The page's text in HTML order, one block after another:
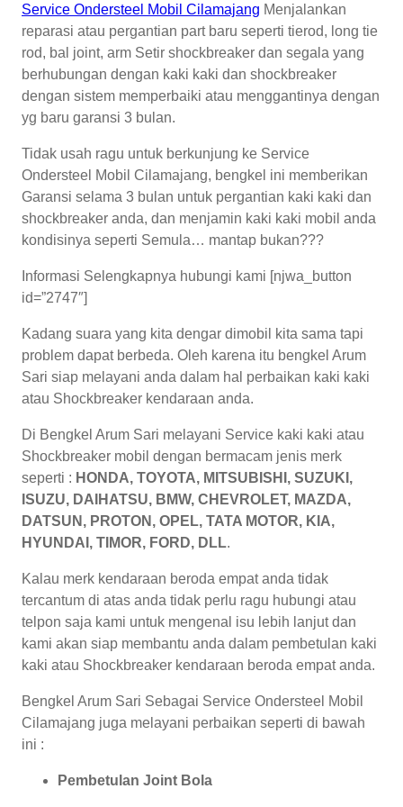
Service Ondersteel Mobil Cilamajang Menjalankan
reparasi atau pergantian part baru seperti tierod, long tie
rod, bal joint, arm Setir shockbreaker dan segala yang
berhubungan dengan kaki kaki dan shockbreaker
dengan sistem memperbaiki atau menggantinya dengan
yg baru garansi 3 bulan.
Tidak usah ragu untuk berkunjung ke Service
Ondersteel Mobil Cilamajang, bengkel ini memberikan
Garansi selama 3 bulan untuk pergantian kaki kaki dan
shockbreaker anda, dan menjamin kaki kaki mobil anda
kondisinya seperti Semula… mantap bukan???
Informasi Selengkapnya hubungi kami [njwa_button
id=”2747″]
Kadang suara yang kita dengar dimobil kita sama tapi
problem dapat berbeda. Oleh karena itu bengkel Arum
Sari siap melayani anda dalam hal perbaikan kaki kaki
atau Shockbreaker kendaraan anda.
Di Bengkel Arum Sari melayani Service kaki kaki atau
Shockbreaker mobil dengan bermacam jenis merk
seperti : HONDA, TOYOTA, MITSUBISHI, SUZUKI,
ISUZU, DAIHATSU, BMW, CHEVROLET, MAZDA,
DATSUN, PROTON, OPEL, TATA MOTOR, KIA,
HYUNDAI, TIMOR, FORD, DLL.
Kalau merk kendaraan beroda empat anda tidak
tercantum di atas anda tidak perlu ragu hubungi atau
telpon saja kami untuk mengenal isu lebih lanjut dan
kami akan siap membantu anda dalam pembetulan kaki
kaki atau Shockbreaker kendaraan beroda empat anda.
Bengkel Arum Sari Sebagai Service Ondersteel Mobil
Cilamajang juga melayani perbaikan seperti di bawah
ini :
Pembetulan Joint Bola